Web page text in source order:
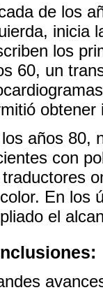
de los
inicia
los
60, un
obtener
años 80,
con
En los
el